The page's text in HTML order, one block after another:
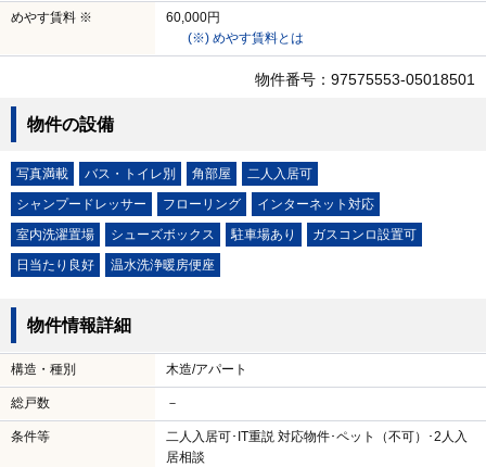
めやす賃料 ※
60,000円
(※) めやす賃料とは
物件番号：97575553-05018501
物件の設備
写真満載 バス・トイレ別 角部屋
二人入居可
シャンプードレッサー
フローリング
インターネット対応
室内洗濯置場
シューズボックス 駐車場あり
ガスコンロ設置可
日当たり良好
温水洗浄暖房便座
物件情報詳細
構造・種別 木造/アパート
総戸数 －
条件等
二人入居可･IT重説 対応物件･ペット（不可）･2人入
居相談